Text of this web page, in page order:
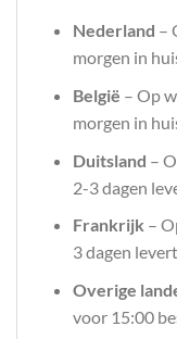
Nederland –
morgen in
België – Op
morgen in
Duitsland –
2-3 dagen
Frankrijk –
3 dagen
Overige
voor 15:00